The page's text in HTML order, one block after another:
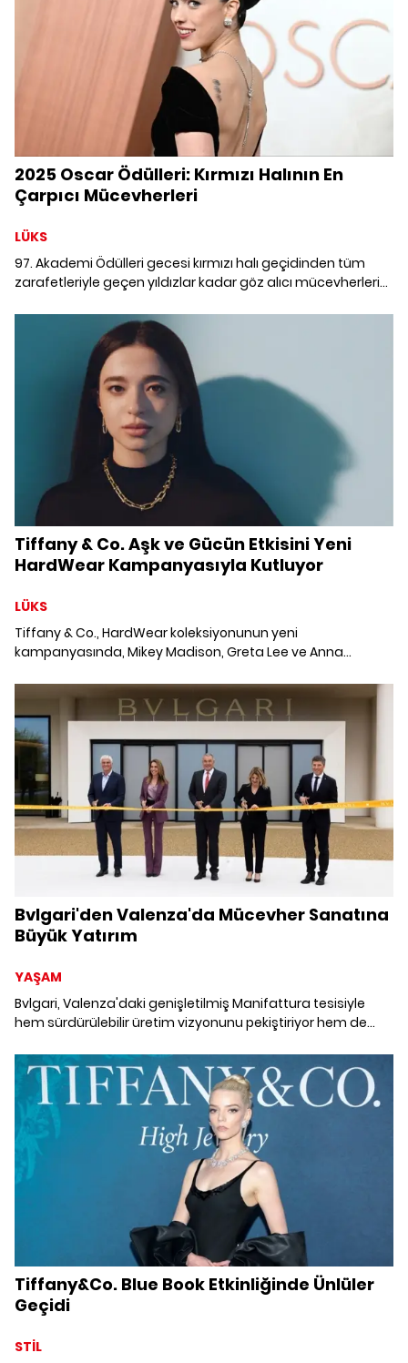
2025 Oscar Ödülleri: Kırmızı Halının En
Çarpıcı Mücevherleri
LÜKS
97. Akademi Ödülleri gecesi kırmızı halı geçidinden tüm
zarafetleriyle geçen yıldızlar kadar göz alıcı mücevherleri
Moore'un küpelerine 2025 Oscar Ödülleri'nin en göz alıcı
mücevherleri burada!
Tiffany & Co. Aşk ve Gücün Etkisini Yeni
HardWear Kampanyasıyla Kutluyor
LÜKS
Tiffany & Co., HardWear koleksiyonunun yeni
kampanyasında, Mikey Madison, Greta Lee ve Anna
paylaşarak, aşkın dönüştürücü gücünü yüceltiyor.
Bvlgari'den Valenza'da Mücevher Sanatına
Büyük Yatırım
YAŞAM
Bvlgari, Valenza'daki genişletilmiş Manifattura tesisiyle
hem sürdürülebilir üretim vizyonunu pekiştiriyor hem de
Tiffany&Co. Blue Book Etkinliğinde Ünlüler
Geçidi
STİL